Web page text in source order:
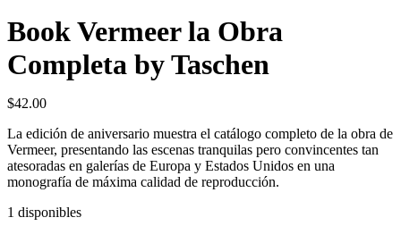
Book Vermeer la Obra
Completa by Taschen
$42.00
La edición de aniversario muestra el catálogo completo de la obra de
Vermeer, presentando las escenas tranquilas pero convincentes tan
atesoradas en galerías de Europa y Estados Unidos en una
monografía de máxima calidad de reproducción.
1 disponibles